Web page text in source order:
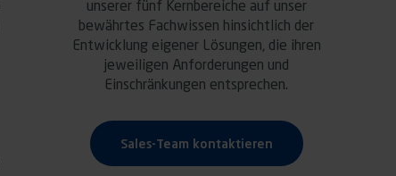
unserer fünf Kernbereiche auf unser
bewährtes Fachwissen hinsichtlich der
Entwicklung eigener Lösungen, die ihren
jeweiligen Anforderungen und
Einschränkungen entsprechen.
Sales-Team kontaktieren